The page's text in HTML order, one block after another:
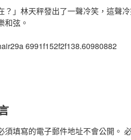
？」林天秤發出了一聲冷笑，這聲
和弦。
6991f152f2f138.60980882
須填寫的電子郵件地址不會公開。